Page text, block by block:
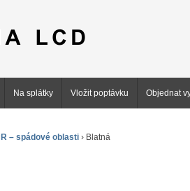
Na splátky Vložit poptávku Objednat
– spádové oblasti › Blatná